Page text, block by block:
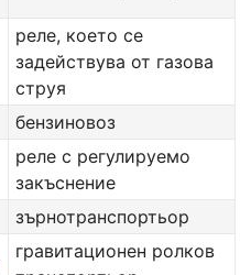
реле, което се
задействува от газова
струя
бензиновоз
реле с регулируемо
закъснение
зърнотранспортьор
гравитационен ролков